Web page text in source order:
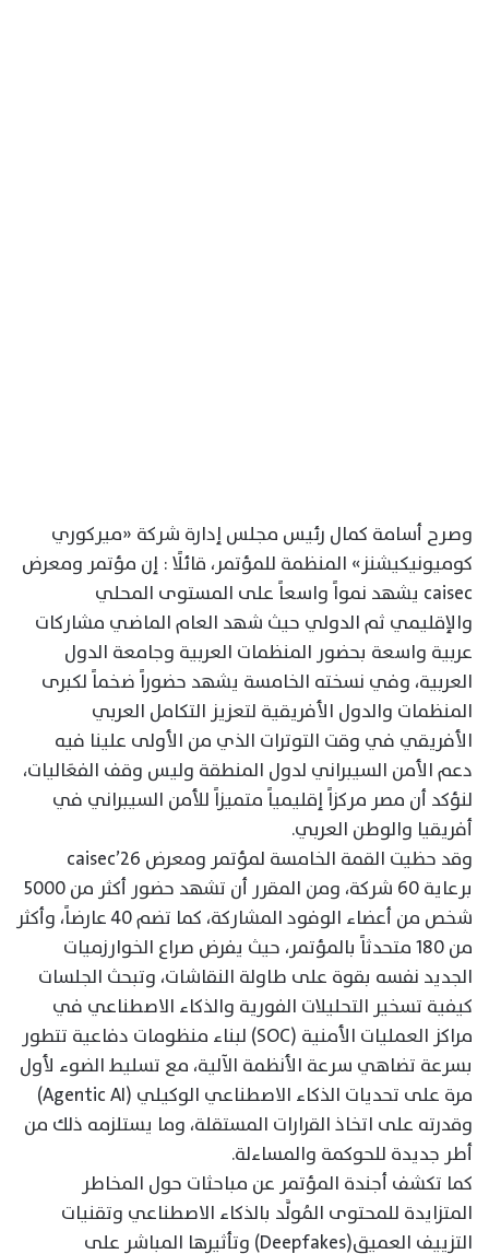
وصرح أسامة كمال رئيس مجلس إدارة شركة «ميركوري
كوميونيكيشنز» المنظمة للمؤتمر، قائلًا : إن مؤتمر ومعرض
caisec يشهد نمواً واسعاً على المستوى المحلي
والإقليمي ثم الدولي حيث شهد العام الماضي مشاركات
عربية واسعة بحضور المنظمات العربية وجامعة الدول
العربية، وفي نسخته الخامسة يشهد حضوراً ضخماً لكبرى
المنظمات والدول الأفريقية لتعزيز التكامل العربي
الأفريقي في وقت التوترات الذي من الأولى علينا فيه
دعم الأمن السيبراني لدول المنطقة وليس وقف الفعَاليات،
لنؤكد أن مصر مركزاً إقليمياً متميزاً للأمن السيبراني في
أفريقيا والوطن العربي.
وقد حظيت القمة الخامسة لمؤتمر ومعرض caisec’26
برعاية 60 شركة، ومن المقرر أن تشهد حضور أكثر من 5000
شخص من أعضاء الوفود المشاركة، كما تضم 40 عارضاً، وأكثر
من 180 متحدثاً بالمؤتمر، حيث يفرض صراع الخوارزميات
الجديد نفسه بقوة على طاولة النقاشات، وتبحث الجلسات
كيفية تسخير التحليلات الفورية والذكاء الاصطناعي في
مراكز العمليات الأمنية (SOC) لبناء منظومات دفاعية تتطور
بسرعة تضاهي سرعة الأنظمة الآلية، مع تسليط الضوء لأول
مرة على تحديات الذكاء الاصطناعي الوكيلي (Agentic AI)
وقدرته على اتخاذ القرارات المستقلة، وما يستلزمه ذلك من
أطر جديدة للحوكمة والمساءلة.
كما تكشف أجندة المؤتمر عن مباحثات حول المخاطر
المتزايدة للمحتوى المُولَّد بالذكاء الاصطناعي وتقنيات
التزييف العميق(Deepfakes) وتأثيرها المباشر على